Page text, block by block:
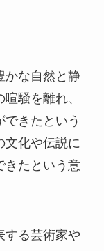
化や伝説に
する芸術家や
ます。これら
、その美しさ
ます。彼ら